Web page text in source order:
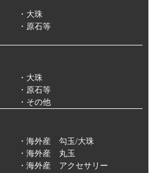
・大珠
・原石等
・大珠
・原石等
・その他
・海外産 勾玉/大珠
・海外産 丸玉
・海外産 アクセサリー